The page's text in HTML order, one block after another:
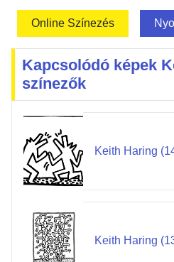
Online Színezés
Kapcsolódó képek
színezők
Keith Haring
Keith Haring